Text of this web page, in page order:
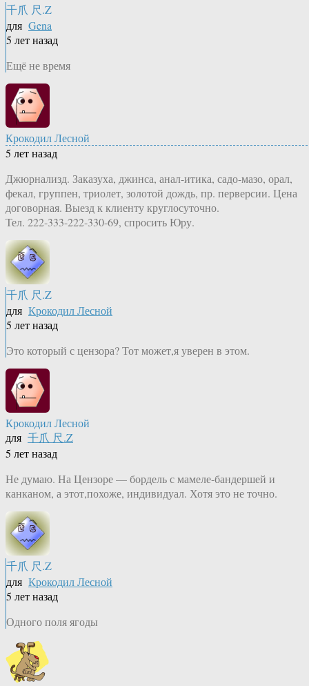
千爪 尺.Z
для Gena
5 лет назад
Ещё не время
Крокодил Лесной
5 лет назад
Джюрнализд. Заказуха, джинса, анал-итика, садо-мазо, орал,
фекал, группен, триолет, золотой дождь, пр. перверсии. Цена
договорная. Выезд к клиенту круглосуточно.
Тел. 222-333-222-330-69, спросить Юру.
千爪 尺.Z
для Крокодил Лесной
5 лет назад
Это который с цензора? Тот может,я уверен в этом.
Крокодил Лесной
для 千爪 尺.Z
5 лет назад
Не думаю. На Цензоре — бордель с мамеле-бандершей и
канканом, а этот,похоже, индивидуал. Хотя это не точно.
千爪 尺.Z
для Крокодил Лесной
5 лет назад
Одного поля ягоды